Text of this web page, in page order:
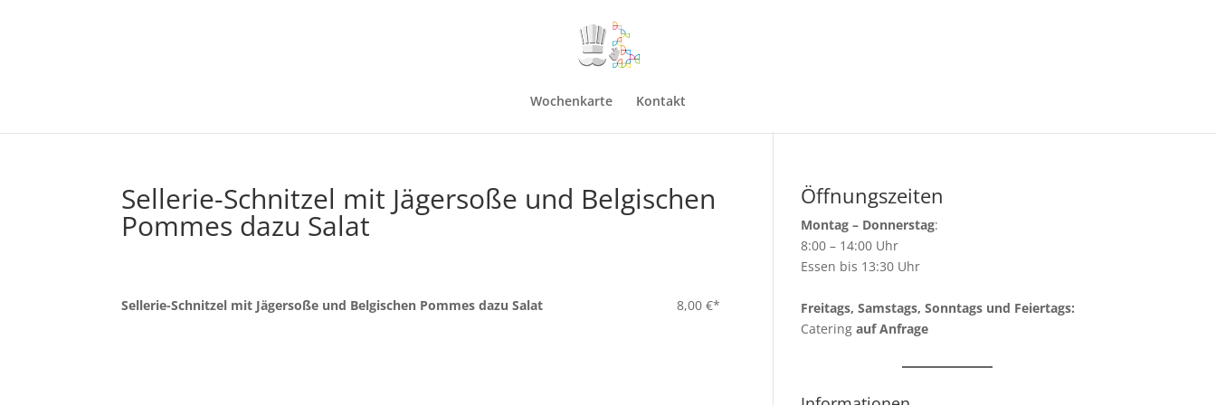
Wochenkarte Kontakt
Sellerie-Schnitzel mit Jägersoße und Belgischen
Pommes dazu Salat
Sellerie-Schnitzel mit Jägersoße und Belgischen Pommes dazu Salat 8,00 €*
Öffnungszeiten
Montag – Donnerstag:
8:00 – 14:00 Uhr
Essen bis 13:30 Uhr
Freitags, Samstags, Sonntags und Feiertags:
Catering auf Anfrage